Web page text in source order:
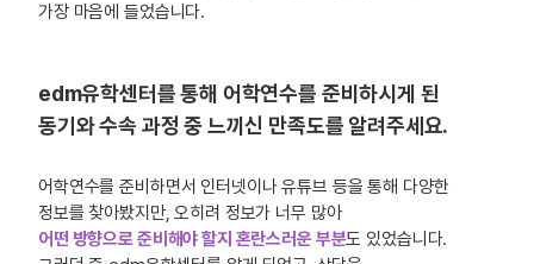
가장 마음에 들었습니다.
edm유학센터를 통해 어학연수를 준비하시게 된
동기와 수속 과정 중 느끼신 만족도를 알려주세요.
어학연수를 준비하면서 인터넷이나 유튜브 등을 통해 다양한
정보를 찾아봤지만, 오히려 정보가 너무 많아
어떤 방향으로 준비해야 할지 혼란스러운 부분도 있었습니다.